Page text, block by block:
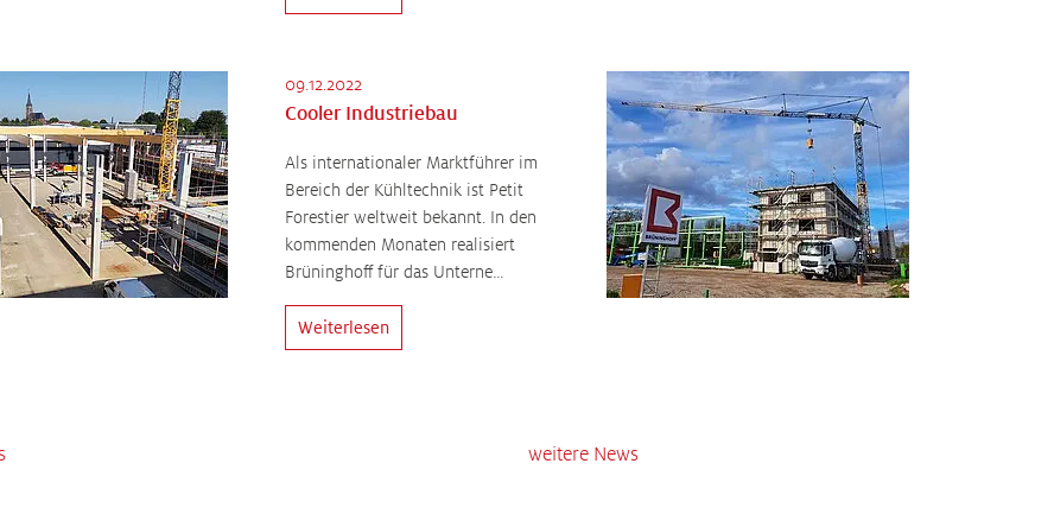
09.12.2022
Cooler Industriebau
Als internationaler Marktführer im
Bereich der Kühltechnik ist Petit
Forestier weltweit bekannt. In den
kommenden Monaten realisiert
Brüninghoff für das Unterne…
Weiterlesen
weitere News